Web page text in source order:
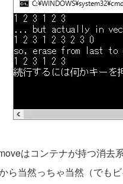
はコンテナが持つ消去
ら当然っちゃ当然（でも